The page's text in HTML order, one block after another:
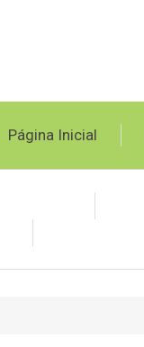
Página Inicial